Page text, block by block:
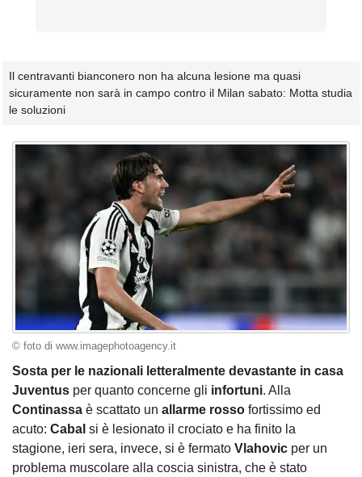
Il centravanti bianconero non ha alcuna lesione ma quasi
sicuramente non sarà in campo contro il Milan sabato: Motta studia
le soluzioni
© foto di www.imagephotoagency.it
Sosta per le nazionali letteralmente devastante in casa
Juventus per quanto concerne gli infortuni. Alla
Continassa è scattato un allarme rosso fortissimo ed
acuto: Cabal si è lesionato il crociato e ha finito la
stagione, ieri sera, invece, si è fermato Vlahovic per un
problema muscolare alla coscia sinistra, che è stato